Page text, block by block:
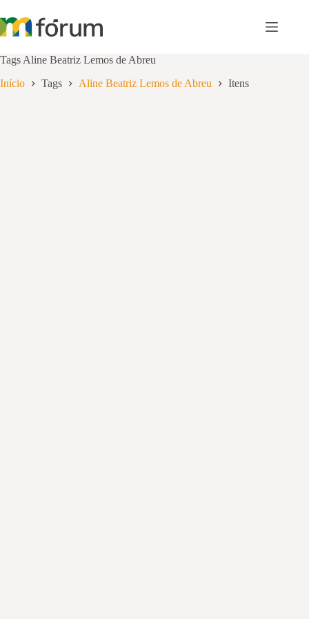
para
o
Tags Aline Beatriz Lemos de Abreu
Início Tags Aline Beatriz Lemos de Abreu Itens